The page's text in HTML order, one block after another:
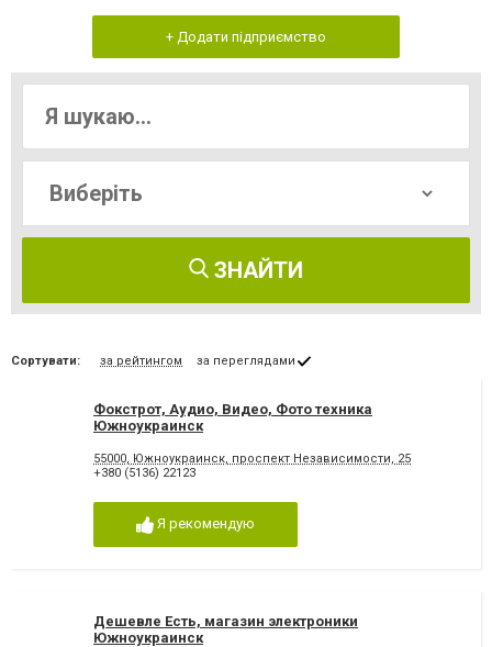
+ Додати підприємство
ЗНАЙТИ
Сортувати: за рейтингом за переглядами
Фокстрот, Аудио, Видео, Фото техника
Южноукраинск
55000, Южноукраинск, проспект Независимости, 25
+380 (5136) 22123
Я рекомендую
Дешевле Есть, магазин электроники
Южноукраинск